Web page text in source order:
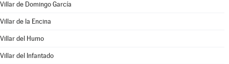
Villar de Domingo García
Villar de la Encina
Villar del Humo
Villar del Infantado